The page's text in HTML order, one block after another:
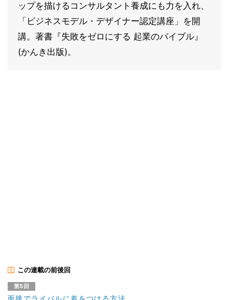
ップを描けるコンサルタント養成にも力を入れ、
「ビジネスモデル・デザイナー認定講座」を開
講。著書『失敗をゼロにする 起業のバイブル』
(かんき出版)。
この連載の前後回
第5回